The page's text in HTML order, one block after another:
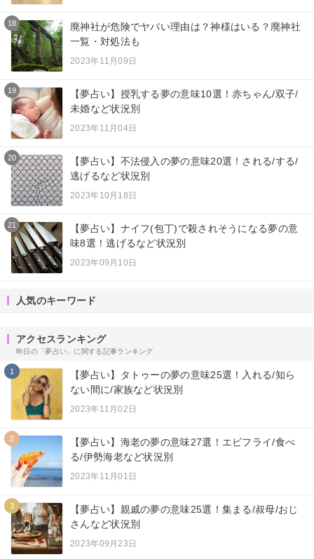
18
廃神社が危険でヤバい理由は？神様はいる？廃神社
一覧・対処法も
2023年11月09日
19
【夢占い】授乳する夢の意味10選！赤ちゃん/双子/
未婚など状況別
2023年11月04日
20
【夢占い】不法侵入の夢の意味20選！される/する/
逃げるなど状況別
2023年10月18日
21
【夢占い】ナイフ(包丁)で殺されそうになる夢の意
味8選！逃げるなど状況別
2023年09月10日
人気のキーワード
アクセスランキング
昨日の「夢占い」に関する記事ランキング
1
【夢占い】タトゥーの夢の意味25選！入れる/知ら
ない間に/家族など状況別
2023年11月02日
2
【夢占い】海老の夢の意味27選！エビフライ/食べ
る/伊勢海老など状況別
2023年11月01日
3
【夢占い】親戚の夢の意味25選！集まる/叔母/おじ
さんなど状況別
2023年09月23日